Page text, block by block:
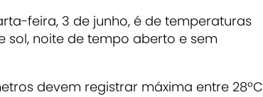
feira, 3 de junho, é de temperaturas
sol, noite de tempo aberto e sem
devem registrar máxima entre 28ºC